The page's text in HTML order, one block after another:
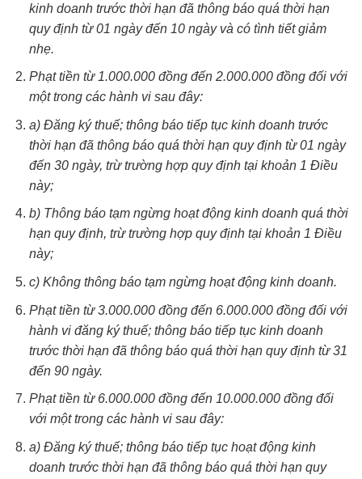
kinh doanh trước thời hạn đã thông báo quá thời hạn
quy định từ 01 ngày đến 10 ngày và có tình tiết giảm
nhẹ.
Phạt tiền từ 1.000.000 đồng đến 2.000.000 đồng đối với
một trong các hành vi sau đây:
a) Đăng ký thuế; thông báo tiếp tục kinh doanh trước
thời hạn đã thông báo quá thời hạn quy định từ 01 ngày
đến 30 ngày, trừ trường hợp quy định tại khoản 1 Điều
này;
b) Thông báo tạm ngừng hoạt động kinh doanh quá thời
hạn quy định, trừ trường hợp quy định tại khoản 1 Điều
này;
c) Không thông báo tạm ngừng hoạt động kinh doanh.
Phạt tiền từ 3.000.000 đồng đến 6.000.000 đồng đối với
hành vi đăng ký thuế; thông báo tiếp tục kinh doanh
trước thời hạn đã thông báo quá thời hạn quy định từ 31
đến 90 ngày.
Phạt tiền từ 6.000.000 đồng đến 10.000.000 đồng đối
với một trong các hành vi sau đây:
a) Đăng ký thuế; thông báo tiếp tục hoạt động kinh
doanh trước thời hạn đã thông báo quá thời hạn quy